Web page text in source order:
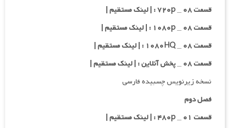
قسمت ۰۸ _ ۷۲۰p : | لینک مستقیم |
قسمت ۰۸ _ ۱۰۸۰p : | لینک مستقیم |
قسمت ۰۸ _ ۱۰۸۰HQ : | لینک مستقیم |
قسمت ۰۸ _ پخش آنلاین : | لینک مستقیم |
نسخه زیرنویس چسبیده فارسی
فصل دوم
قسمت ۰۱ _ ۴۸۰p : | لینک مستقیم |